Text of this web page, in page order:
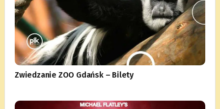
Zwiedzanie ZOO Gdańsk – Bilety